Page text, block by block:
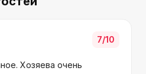
7/10
Хозяева очень